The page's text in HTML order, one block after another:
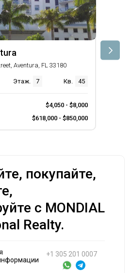
Aventura, FL 33180
Этаж. 7 Кв. 45
$4,050 - $8,000
$618,000 - $850,000
покупайте,
с MONDIAL
Realty.
+1 305 201 0007